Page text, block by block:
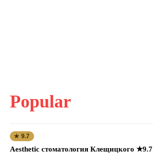
Popular
★ 9.7
Aesthetic стоматология Клещицкого ★9.7